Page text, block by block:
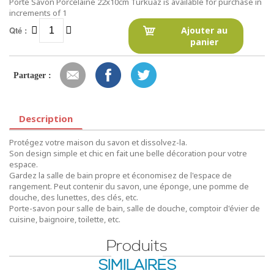
increments of 1
Qté :
Ajouter au
panier
Partager :
Description
Protégez votre maison du savon et dissolvez-la.
Son design simple et chic en fait une belle décoration pour votre
espace.
Gardez la salle de bain propre et économisez de l'espace de
rangement. Peut contenir du savon, une éponge, une pomme de
douche, des lunettes, des clés, etc.
Porte-savon pour salle de bain, salle de douche, comptoir d'évier de
cuisine, baignoire, toilette, etc.
Produits
SIMILAIRES